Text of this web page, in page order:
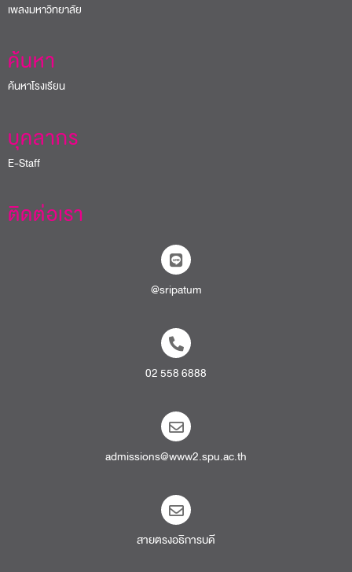
เพลงมหาวิทยาลัย
ค้นหา
ค้นหาโรงเรียน
บุคลากร
E-Staff
ติดต่อเรา
@sripatum
02 558 6888
admissions@www2.spu.ac.th
สายตรงอธิการบดี​